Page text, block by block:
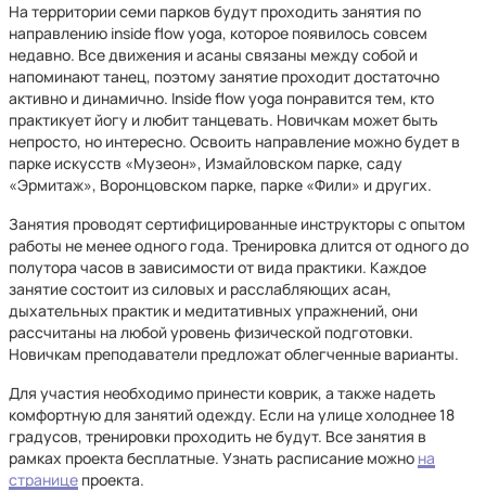
На территории семи парков будут проходить занятия по
направлению inside flow yoga, которое появилось совсем
недавно. Все движения и асаны связаны между собой и
напоминают танец, поэтому занятие проходит достаточно
активно и динамично. Inside flow yoga понравится тем, кто
практикует йогу и любит танцевать. Новичкам может быть
непросто, но интересно. Освоить направление можно будет в
парке искусств «Музеон», Измайловском парке, саду
«Эрмитаж», Воронцовском парке, парке «Фили» и других.
Занятия проводят сертифицированные инструкторы с опытом
работы не менее одного года. Тренировка длится от одного до
полутора часов в зависимости от вида практики. Каждое
занятие состоит из силовых и расслабляющих асан,
дыхательных практик и медитативных упражнений, они
рассчитаны на любой уровень физической подготовки.
Новичкам преподаватели предложат облегченные варианты.
Для участия необходимо принести коврик, а также надеть
комфортную для занятий одежду. Если на улице холоднее 18
градусов, тренировки проходить не будут. Все занятия в
рамках проекта бесплатные. Узнать расписание можно на
странице проекта.